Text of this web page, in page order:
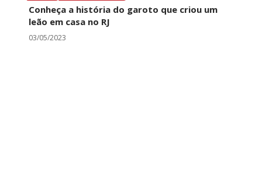
Conheça a história do garoto que criou um
leão em casa no RJ
03/05/2023